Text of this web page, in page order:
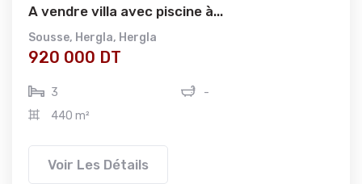
A vendre villa avec piscine à...
Sousse, Hergla, Hergla
920 000 DT
3
-
440 m²
Voir Les Détails